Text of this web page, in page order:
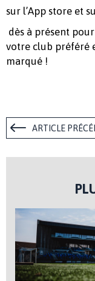
sur l’App store et
dès à présent
votre club préféré
marqué !
ARTICLE